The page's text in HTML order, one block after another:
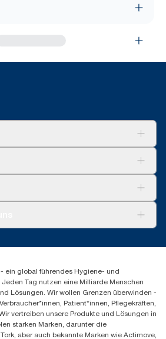
84
GmbH
| Fr 8:00-15:00
- ein global führendes Hygiene- und
Tag nutzen eine Milliarde Menschen
Lösungen. Wir wollen Grenzen überwinden -
Patient*innen, Pflegekräften,
vertreiben unsere Produkte und Lösungen in
starken Marken, darunter die
aber auch bekannte Marken wie Actimove,